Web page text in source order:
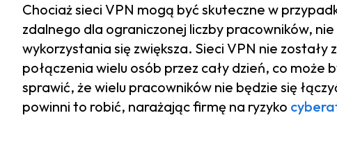
Chociaż sieci VPN mogą być skuteczne w
zdalnego dla ograniczonej liczby pracowników,
wykorzystania się zwiększa. Sieci VPN nie
połączenia wielu osób przez cały dzień, co może
sprawić, że wielu pracowników nie będzie się
powinni to robić, narażając firmę na ryzyko